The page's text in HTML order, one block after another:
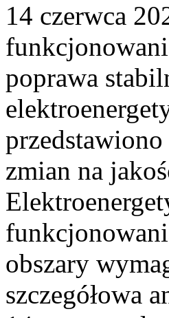
14 czerwca
poprawa
zmian na
obszary
szczegółowa